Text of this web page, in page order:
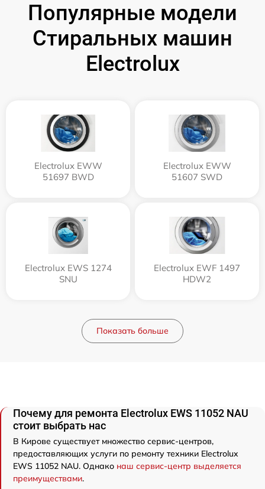
Популярные модели
Стиральных машин
Electrolux
Electrolux EWW
51697 BWD
Electrolux EWW
51607 SWD
Electrolux EWS 1274
SNU
Electrolux EWF 1497
HDW2
Показать больше
Почему для ремонта Electrolux EWS 11052 NAU
стоит выбрать нас
В Кирове существует множество сервис-центров,
предоставляющих услуги по ремонту техники Electrolux
EWS 11052 NAU. Однако наш сервис-центр выделяется
преимуществами.